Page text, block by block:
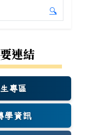
🔍
開始舊站
連結
專區
(另開新視窗)
學資訊